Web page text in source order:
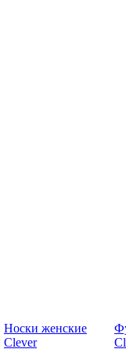
Носки женские
Clever